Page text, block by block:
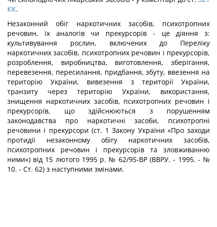
КК.
Незаконний обіг наркотичних засобів, психотропних
речовин, їх аналогів чи пре­курсорів - це діяння з:
культивування рослин, включених до Переліку
наркотичних засобів, психотропних речовин і прекурсорів,
розроблення, виробництва, виготовлен­ня, зберігання,
перевезення, пересилання, придбання, збуту, ввезення на
територію України, вивезення з території України,
транзиту через територію України, викорис­тання,
знищення наркотичних засобів, психотропних речовин і
прекурсорів, що здій­снюються з порушенням
законодавства про наркотичні засоби, психотропні
речовини і прекурсори (ст. 1 Закону України «Про заходи
протидії незаконному обігу наркотич­них засобів,
психотропних речовин і прекурсорів та зловживанню
ними») від 15 люто­го 1995 р. № 62/95-ВР (ВВРУ. - 1995. - №
10. - Ст. 62) з наступними змінами.